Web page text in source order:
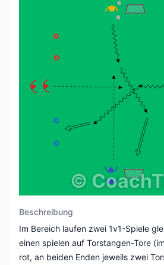
©
Beschreibung
Im Bereich laufen zwei 1v1-Spiele
einen spielen auf Torstangen-Tore
rot, an beiden Enden jeweils zwei